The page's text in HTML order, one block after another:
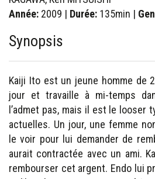
Année: 2009 | Durée: 135min |
Synopsis
Kaiji Ito est un jeune homme de
jour et travaille à mi-temps
l’admet pas, mais il est le looser
actuelles. Un jour, une femme
le voir pour lui demander de
aurait contractée avec un ami.
rembourser cet argent. Endo lui